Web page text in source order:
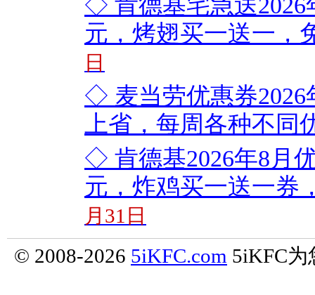
元，烤翅买一送一，
日
◇ 麦当劳优惠券2026
上省，每周各种不同
◇ 肯德基2026年8月
元，炸鸡买一送一券
月31日
© 2008-2026 5iKFC.com 5iKFC